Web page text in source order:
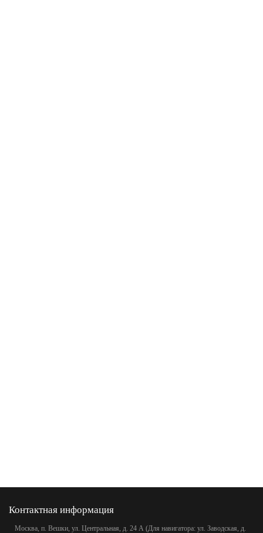
Контактная информация
Москва, п. Вешки, ул. Центральная, д. 24 А (Для навигатора: ул. Заводская, д.